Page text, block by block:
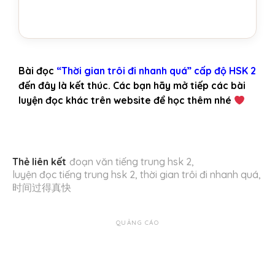
Bài đọc “Thời gian trôi đi nhanh quá” cấp độ HSK 2
đến đây là kết thúc. Các bạn hãy mở tiếp các bài
luyện đọc khác trên website để học thêm nhé
Thẻ liên kết đoạn văn tiếng trung hsk 2,
luyện đọc tiếng trung hsk 2, thời gian trôi đi nhanh quá,
时间过得真快
QUẢNG CÁO